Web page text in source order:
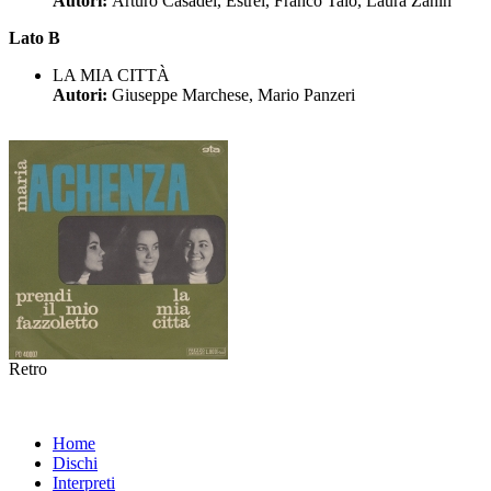
Lato B
LA MIA CITTÀ
Autori: Giuseppe Marchese, Mario Panzeri
Retro
Home
Dischi
Interpreti